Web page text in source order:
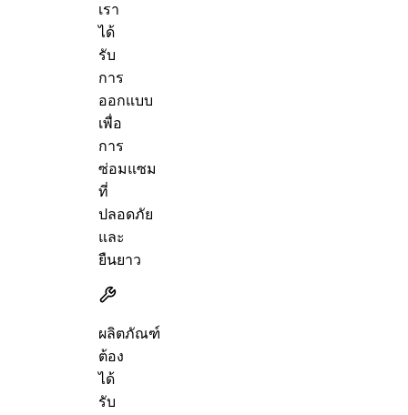
เรา
ได้
รับ
การ
ออกแบบ
เพื่อ
การ
ซ่อมแซม
ที่
ปลอดภัย
และ
ยืนยาว
ผลิตภัณฑ์
ต้อง
ได้
รับ